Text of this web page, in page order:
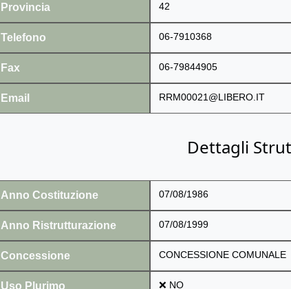
Provincia 42
Telefono 06-7910368
Fax 06-79844905
Email RRM00021@LIBERO.IT
Dettagli
Anno Costituzione 07/08/1986
Anno Ristrutturazione 07/08/1999
Concessione CONCESSIONE COMUNALE
Uso Plurimo ❌ NO